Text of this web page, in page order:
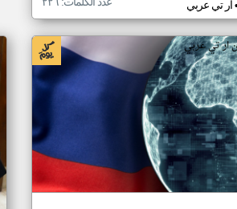
ار تي عربي•
ار تي عربي